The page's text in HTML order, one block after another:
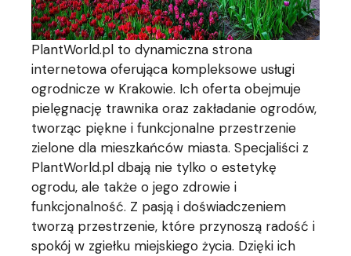
PlantWorld.pl to dynamiczna strona
internetowa oferująca kompleksowe usługi
ogrodnicze w Krakowie. Ich oferta obejmuje
pielęgnację trawnika oraz zakładanie ogrodów,
tworząc piękne i funkcjonalne przestrzenie
zielone dla mieszkańców miasta. Specjaliści z
PlantWorld.pl dbają nie tylko o estetykę
ogrodu, ale także o jego zdrowie i
funkcjonalność. Z pasją i doświadczeniem
tworzą przestrzenie, które przynoszą radość i
spokój w zgiełku miejskiego życia. Dzięki ich